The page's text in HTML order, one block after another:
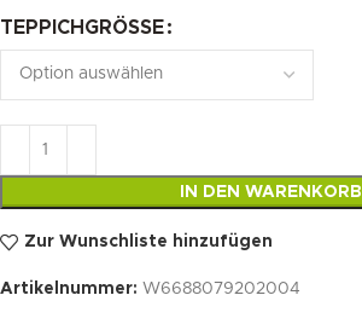
TEPPICHGRÖSSE
IN DEN WARENKORB
Zur Wunschliste hinzufügen
Artikelnummer: W6688079202004